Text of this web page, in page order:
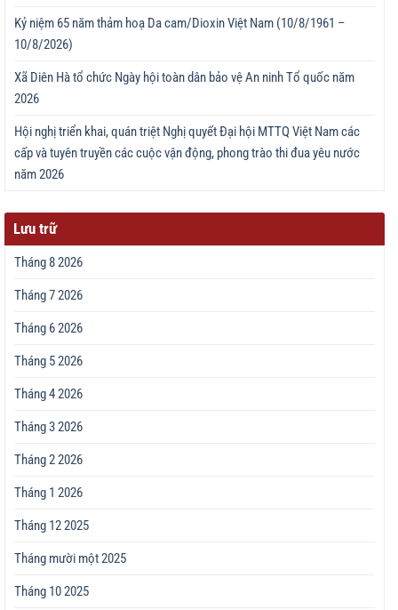
Kỷ niệm 65 năm thảm hoạ Da cam/Dioxin Việt Nam (10/8/1961 –
10/8/2026)
Xã Diên Hà tổ chức Ngày hội toàn dân bảo vệ An ninh Tổ quốc năm
2026
Hội nghị triển khai, quán triệt Nghị quyết Đại hội MTTQ Việt Nam các
cấp và tuyên truyền các cuộc vận động, phong trào thi đua yêu nước
năm 2026
Lưu trữ
Tháng 8 2026
Tháng 7 2026
Tháng 6 2026
Tháng 5 2026
Tháng 4 2026
Tháng 3 2026
Tháng 2 2026
Tháng 1 2026
Tháng 12 2025
Tháng mười một 2025
Tháng 10 2025